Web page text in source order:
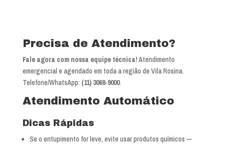
Precisa de Atendimento?
Fale agora com nossa equipe técnica!Atendimento
emergencial e agendado em toda a região de Vila Rosina.
Telefone/WhatsApp: (11) 3068-9000.
Atendimento Automático
Dicas Rápidas
Se o entupimento for leve, evite usar produtos químicos —